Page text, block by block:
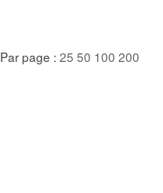
Par page : 25 50 100 200